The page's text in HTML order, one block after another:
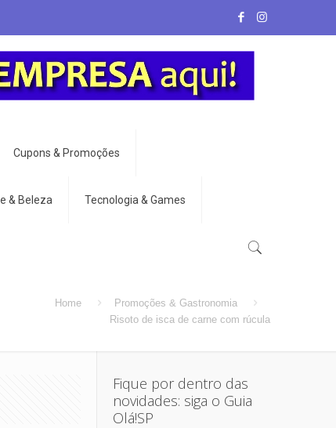
Cupons & Promoções
& Beleza Tecnologia & Games
Home
Promoções & Gastronomia
Risoto de isca de carne com rúcula
Fique por dentro das
novidades: siga o Guia
Olá!SP